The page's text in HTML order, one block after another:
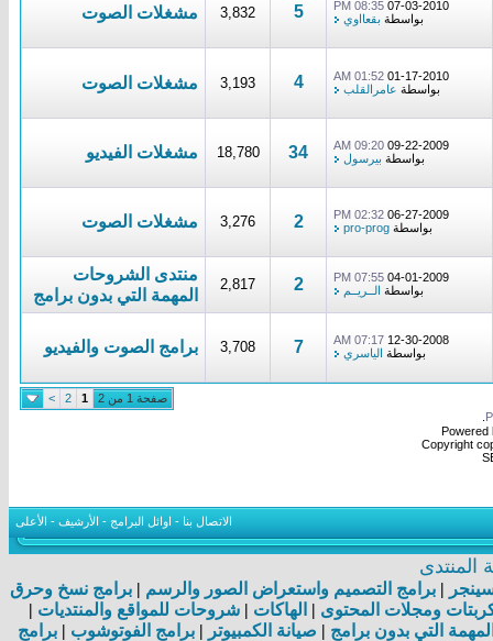
07-03-2010
08:35 PM
بواسطة بقعااوي 5
3,832 مشغلات الصوت
01-17-2010
01:52 AM
بواسطة عامرالقلب 4
3,193 مشغلات الصوت
09-22-2009
09:20 AM
بواسطة بيرسول 34
18,780 مشغلات الفيديو
06-27-2009
02:32 PM
بواسطة pro-prog
2
3,276 مشغلات الصوت
04-01-2009
07:55 PM
بواسطة الــريــم 2
2,817
منتدى الشروحات
المهمة التي بدون برامج
12-30-2008
07:17 AM
بواسطة الياسري 7
3,708 برامج الصوت والفيديو
صفحة 1 من 2 1
2
>
Powered
Copyright
الاتصال بنا - اوائل البرامج - الأرشيف - الأعلى
المنتدى
|برامج التصميم واستعراض الصور والرسم |برامج نسخ وحرق
ومجلات المحتوى | الهاكات |شروحات للمواقع والمنتديات |
التي بدون برامج | صيانة الكمبيوتر |برامج الفوتوشوب |برامج